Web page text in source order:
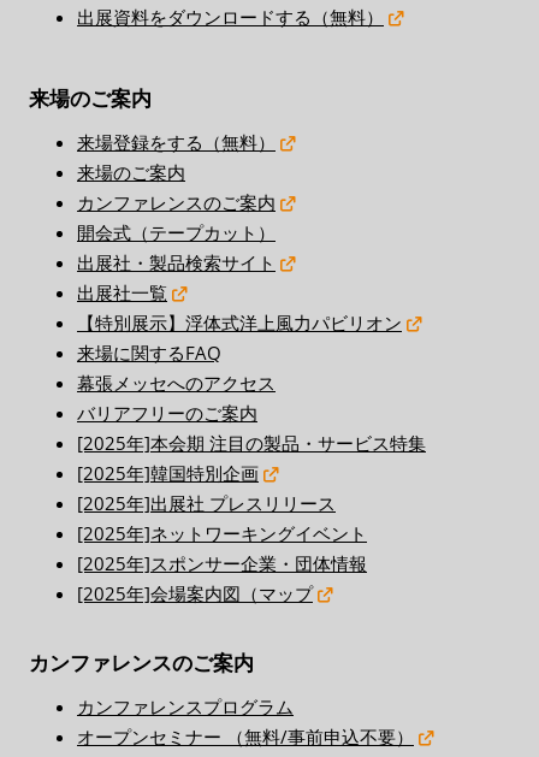
出展資料をダウンロードする（無料）
来場のご案内
来場登録をする（無料）
来場のご案内
カンファレンスのご案内
開会式（テープカット）
出展社・製品検索サイト
出展社一覧
【特別展示】浮体式洋上風力パビリオン
来場に関するFAQ
幕張メッセへのアクセス
バリアフリーのご案内
[2025年]本会期 注目の製品・サービス特集
[2025年]韓国特別企画
[2025年]出展社 プレスリリース
[2025年]ネットワーキングイベント
[2025年]スポンサー企業・団体情報
[2025年]会場案内図（マップ
カンファレンスのご案内
カンファレンスプログラム
オープンセミナー （無料/事前申込不要）